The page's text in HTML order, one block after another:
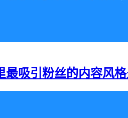
最吸引粉丝的内容风